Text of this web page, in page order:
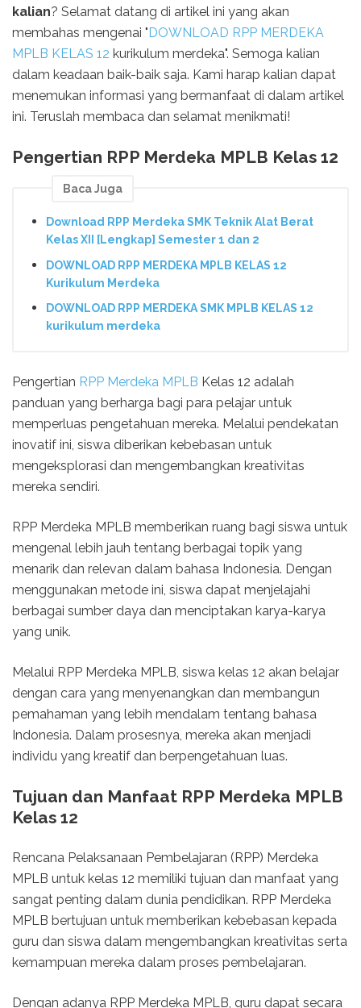
kalian? Selamat datang di artikel ini yang akan
membahas mengenai " DOWNLOAD RPP MERDEKA
MPLB KELAS 12 kurikulum merdeka". Semoga kalian
dalam keadaan baik-baik saja. Kami harap kalian dapat
menemukan informasi yang bermanfaat di dalam artikel
ini. Teruslah membaca dan selamat menikmati!
Pengertian RPP Merdeka MPLB Kelas 12
Baca Juga
Download RPP Merdeka SMK Teknik Alat Berat
Kelas XII [Lengkap] Semester 1 dan 2
DOWNLOAD RPP MERDEKA MPLB KELAS 12
Kurikulum Merdeka
DOWNLOAD RPP MERDEKA SMK MPLB KELAS 12
kurikulum merdeka
Pengertian RPP Merdeka MPLB Kelas 12 adalah
panduan yang berharga bagi para pelajar untuk
memperluas pengetahuan mereka. Melalui pendekatan
inovatif ini, siswa diberikan kebebasan untuk
mengeksplorasi dan mengembangkan kreativitas
mereka sendiri.
RPP Merdeka MPLB memberikan ruang bagi siswa untuk
mengenal lebih jauh tentang berbagai topik yang
menarik dan relevan dalam bahasa Indonesia. Dengan
menggunakan metode ini, siswa dapat menjelajahi
berbagai sumber daya dan menciptakan karya-karya
yang unik.
Melalui RPP Merdeka MPLB, siswa kelas 12 akan belajar
dengan cara yang menyenangkan dan membangun
pemahaman yang lebih mendalam tentang bahasa
Indonesia. Dalam prosesnya, mereka akan menjadi
individu yang kreatif dan berpengetahuan luas.
Tujuan dan Manfaat RPP Merdeka MPLB
Kelas 12
Rencana Pelaksanaan Pembelajaran (RPP) Merdeka
MPLB untuk kelas 12 memiliki tujuan dan manfaat yang
sangat penting dalam dunia pendidikan. RPP Merdeka
MPLB bertujuan untuk memberikan kebebasan kepada
guru dan siswa dalam mengembangkan kreativitas serta
kemampuan mereka dalam proses pembelajaran.
Dengan adanya RPP Merdeka MPLB, guru dapat secara